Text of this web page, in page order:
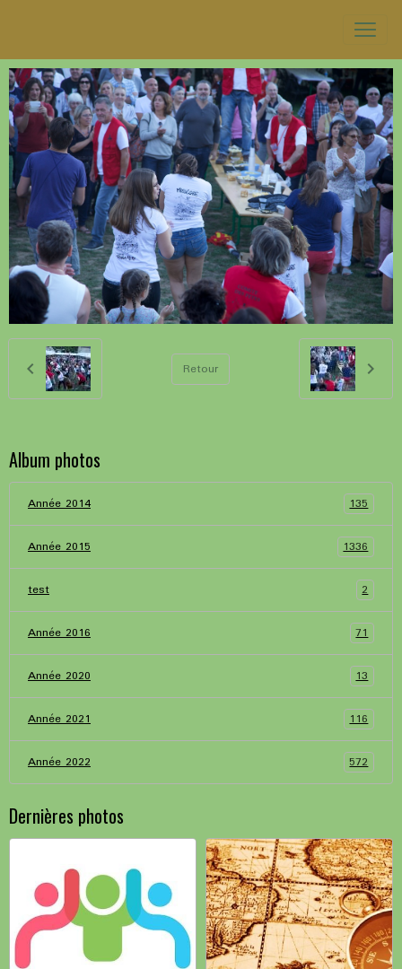
Retour
Album photos
Année 2014 135
Année 2015 1336
test 2
Année 2016 71
Année 2020 13
Année 2021 116
Année 2022 572
Dernières photos